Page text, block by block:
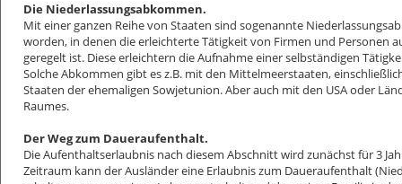
Die Niederlassungsabkommen.
Mit einer ganzen Reihe von Staaten sind sogenannte
worden, in denen die erleichterte Tätigkeit von Firmen und Personen
geregelt ist. Diese erleichtern die Aufnahme einer selbständigen
Solche Abkommen gibt es z.B. mit den Mittelmeerstaaten,
Staaten der ehemaligen Sowjetunion. Aber auch mit den USA oder
Raumes.
Der Weg zum Daueraufenthalt.
Die Aufenthaltserlaubnis nach diesem Abschnitt wird zunächst für 3
Zeitraum kann der Ausländer eine Erlaubnis zum Daueraufenthalt